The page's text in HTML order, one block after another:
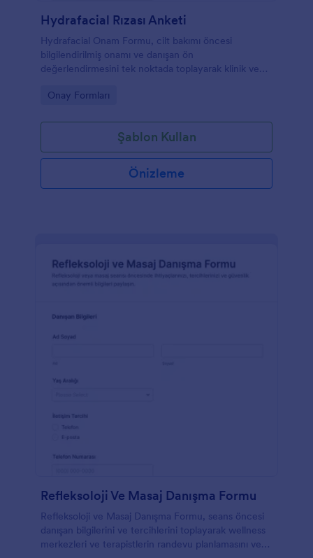
Hydrafacial Rızası Anketi
Hydrafacial Onam Formu, cilt bakımı öncesi
bilgilendirilmiş onamı ve danışan ön
değerlendirmesini tek noktada toplayarak klinik ve
kolaylaştırır.
Go to Category:
Onay Formları
Şablon Kullan
Önizleme
Refleksoloji Ve Masaj Danışma Formu
Refleksoloji ve Masaj Danışma Formu, seans öncesi
danışan bilgilerini ve tercihlerini toplayarak wellness
merkezleri ve terapistlerin randevu planlamasını ve